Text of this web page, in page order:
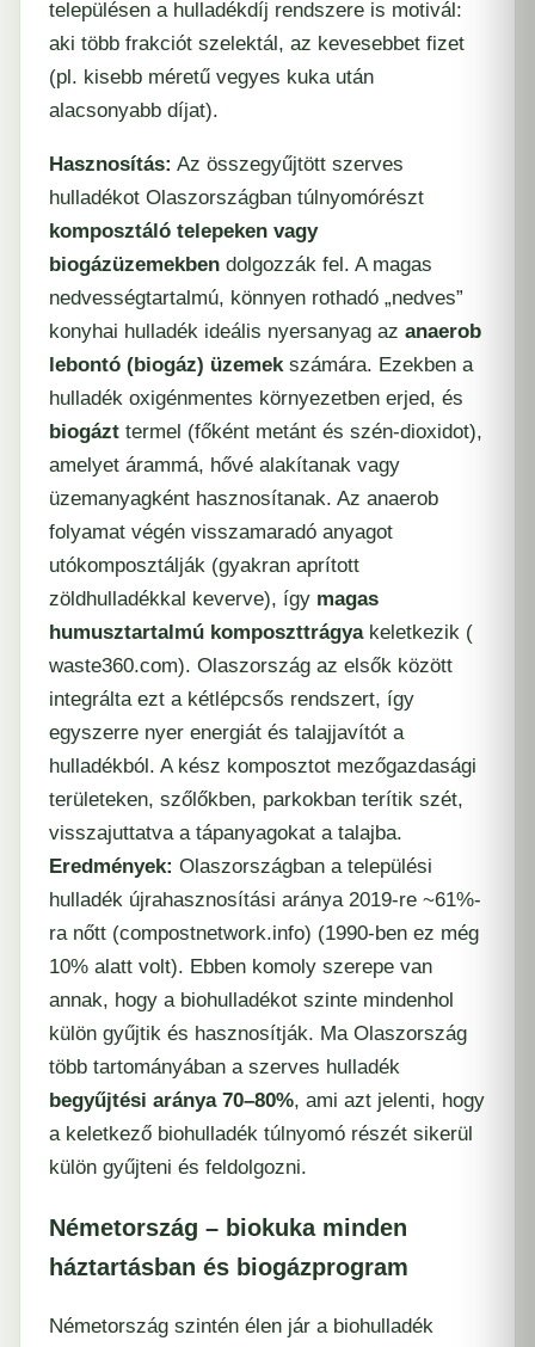
településen a hulladékdíj rendszere is motivál:
aki több frakciót szelektál, az kevesebbet fizet
(pl. kisebb méretű vegyes kuka után
alacsonyabb díjat).
Hasznosítás: Az összegyűjtött szerves
hulladékot Olaszországban túlnyomórészt
komposztáló telepeken vagy
biogázüzemekben dolgozzák fel. A magas
nedvességtartalmú, könnyen rothadó „nedves”
konyhai hulladék ideális nyersanyag az anaerob
lebontó (biogáz) üzemek számára. Ezekben a
hulladék oxigénmentes környezetben erjed, és
biogázt termel (főként metánt és szén-dioxidot),
amelyet árammá, hővé alakítanak vagy
üzemanyagként hasznosítanak. Az anaerob
folyamat végén visszamaradó anyagot
utókomposztálják (gyakran aprított
zöldhulladékkal keverve), így magas
humusztartalmú komposzttrágyakeletkezik (​
waste360.com). Olaszország az elsők között
integrálta ezt a kétlépcsős rendszert, így
egyszerre nyer energiát és talajjavítót a
hulladékból. A kész komposztot mezőgazdasági
területeken, szőlőkben, parkokban terítik szét,
visszajuttatva a tápanyagokat a talajba.
Eredmények: Olaszországban a települési
hulladék újrahasznosítási aránya 2019-re ~61%-
ra nőtt (​compostnetwork.info) (1990-ben ez még
10% alatt volt). Ebben komoly szerepe van
annak, hogy a biohulladékot szinte mindenhol
külön gyűjtik és hasznosítják. Ma Olaszország
több tartományában a szerves hulladék
begyűjtési aránya 70–80%, ami azt jelenti, hogy
a keletkező biohulladék túlnyomó részét sikerül
külön gyűjteni és feldolgozni.
Németország – biokuka minden
háztartásban és biogázprogram
Németország szintén élen jár a biohulladék